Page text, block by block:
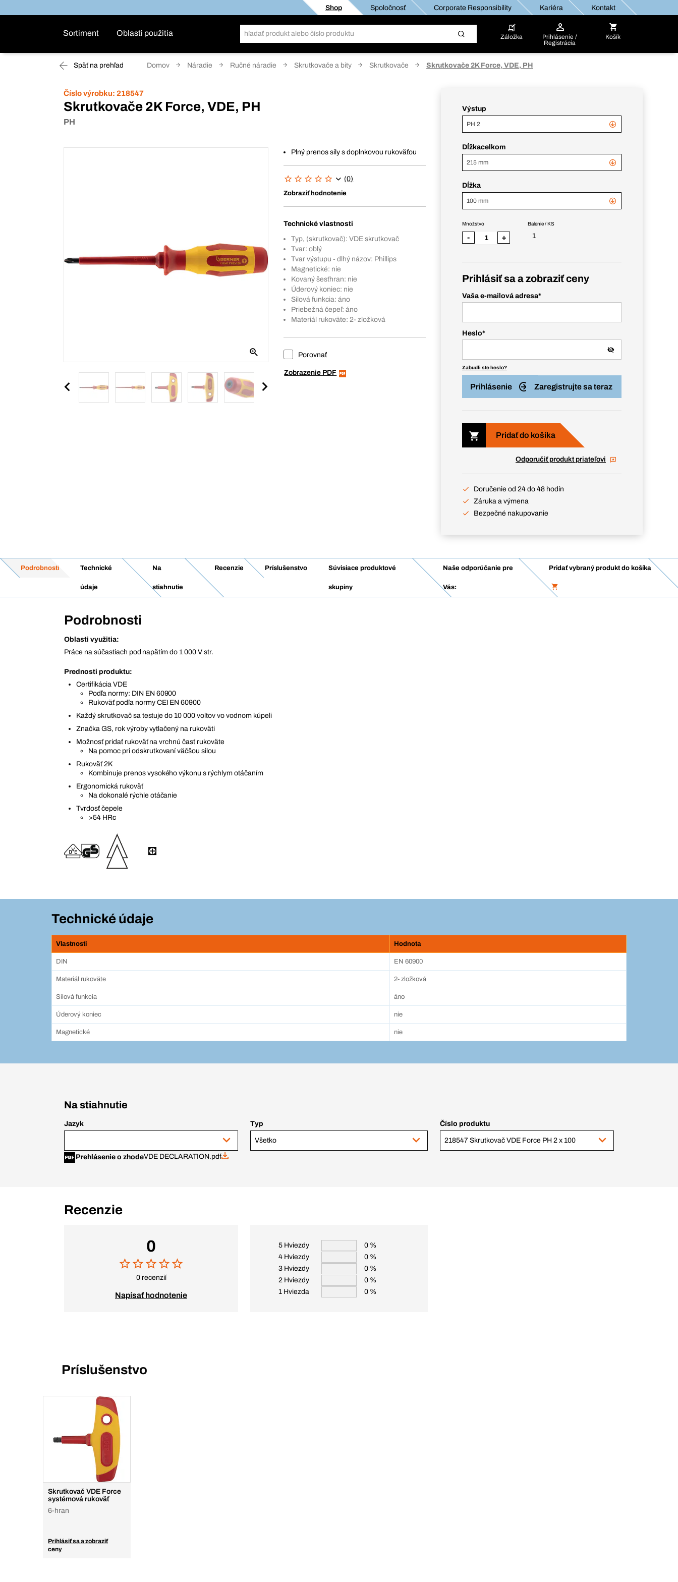
Shop Spoločnosť Corporate Responsibility Kariéra Kontakt
Sortiment Oblasti použitia Záložka
Prihlásenie /
Registrácia
Košík
Späť na prehľad Domov Náradie Ručné náradie Skrutkovače a bity Skrutkovače Skrutkovače 2K Force, VDE, PH
Číslo výrobku: 218547
Skrutkovače 2K Force, VDE, PH
PH
Plný prenos sily s doplnkovou rukoväťou
(0)
Zobraziť hodnotenie
Technické vlastnosti
Typ, (skrutkovač): VDE skrutkovač
Tvar: oblý
Tvar výstupu - dlhý názov: Phillips
Magnetické: nie
Kovaný šesťhran: nie
Úderový koniec: nie
Silová funkcia: áno
Priebežná čepeľ: áno
Materiál rukoväte: 2- zložková
Porovnať
Zobrazenie PDF
Výstup
PH 2
Dĺžkacelkom
215 mm
Dĺžka
100 mm
Balenie / KS
1
Množstvo
- +
Prihlásiť sa a zobraziť ceny
Vaša e-mailová adresa*
Heslo*
Zabudli ste heslo?
Prihlásenie Zaregistrujte sa teraz
Pridať do košíka
Odporučiť produkt priateľovi
Doručenie od 24 do 48 hodín
Záruka a výmena
Bezpečné nakupovanie
Podrobnosti Technické
údaje
Na
stiahnutie
Recenzie Príslušenstvo Súvisiace produktové
skupiny
Naše odporúčanie pre
Vás:
Pridať vybraný produkt do košíka
Podrobnosti
Oblasti využitia:
Práce na súčastiach pod napätím do 1 000 V str.
Prednosti produktu:
Certifikácia VDE
Podľa normy: DIN EN 60900
Rukoväť podľa normy CEI EN 60900
Každý skrutkovač sa testuje do 10 000 voltov vo vodnom kúpeli
Značka GS, rok výroby vytlačený na rukoväti
Možnosť pridať rukoväť na vrchnú časť rukoväte
Na pomoc pri odskrutkovaní väčšou silou
Rukoväť 2K
Kombinuje prenos vysokého výkonu s rýchlym otáčaním
Ergonomická rukoväť
Na dokonalé rýchle otáčanie
Tvrdosť čepele
>54 HRc
Technické údaje
Vlastnosti Hodnota
DIN EN 60900
Materiál rukoväte 2- zložková
Silová funkcia áno
Úderový koniec nie
Magnetické nie
Na stiahnutie
Jazyk Typ
Všetko
Číslo produktu
218547 Skrutkovač VDE Force PH 2 x 100
Prehlásenie o zhodeVDE DECLARATION.pdf
Recenzie
0
0 recenzií
Napísať hodnotenie
5 Hviezdy
0 %
4 Hviezdy
0 %
3 Hviezdy
0 %
2 Hviezdy
0 %
1 Hviezda
0 %
Príslušenstvo
Skrutkovač VDE Force
systémová rukoväť
6-hran
Prihlásiť sa a zobraziť
ceny